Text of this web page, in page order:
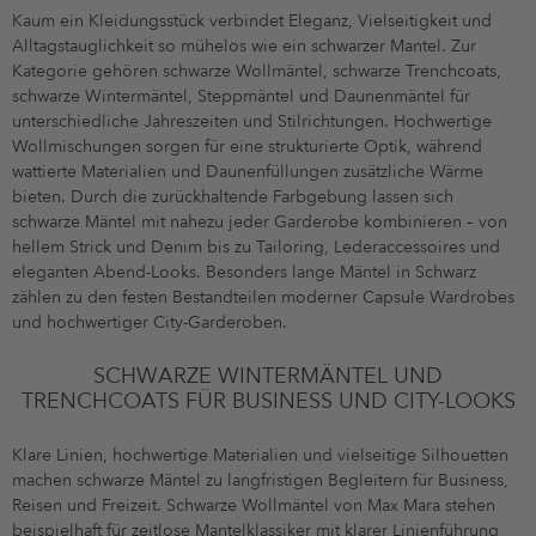
Kaum ein Kleidungsstück verbindet Eleganz, Vielseitigkeit und
Alltagstauglichkeit so mühelos wie ein schwarzer Mantel. Zur
Kategorie gehören schwarze Wollmäntel, schwarze Trenchcoats,
schwarze Wintermäntel, Steppmäntel und Daunenmäntel für
unterschiedliche Jahreszeiten und Stilrichtungen. Hochwertige
Wollmischungen sorgen für eine strukturierte Optik, während
wattierte Materialien und Daunenfüllungen zusätzliche Wärme
bieten. Durch die zurückhaltende Farbgebung lassen sich
schwarze Mäntel mit nahezu jeder Garderobe kombinieren – von
hellem Strick und Denim bis zu Tailoring, Lederaccessoires und
eleganten Abend-Looks. Besonders lange Mäntel in Schwarz
zählen zu den festen Bestandteilen moderner Capsule Wardrobes
und hochwertiger City-Garderoben.
SCHWARZE WINTERMÄNTEL UND
TRENCHCOATS FÜR BUSINESS UND CITY-LOOKS
Klare Linien, hochwertige Materialien und vielseitige Silhouetten
machen schwarze Mäntel zu langfristigen Begleitern für Business,
Reisen und Freizeit. Schwarze Wollmäntel von Max Mara stehen
beispielhaft für zeitlose Mantelklassiker mit klarer Linienführung